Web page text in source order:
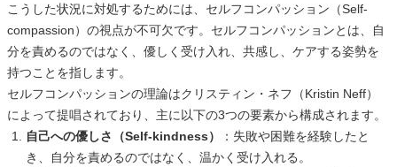
こうした状況に対処するためには、セルフコンパッション（Self-
compassion）の視点が不可欠です。セルフコンパッションとは、自
分を責めるのではなく、優しく受け入れ、共感し、ケアする姿勢を
持つことを指します。
セルフコンパッションの理論はクリスティン・ネフ（Kristin Neff）
によって提唱されており、主に以下の3つの要素から構成されます。
自己への優しさ（Self-kindness）
：失敗や困難を経験したと
き、自分を責めるのではなく、温かく受け入れる。